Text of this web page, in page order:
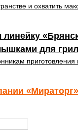
и охватить
для